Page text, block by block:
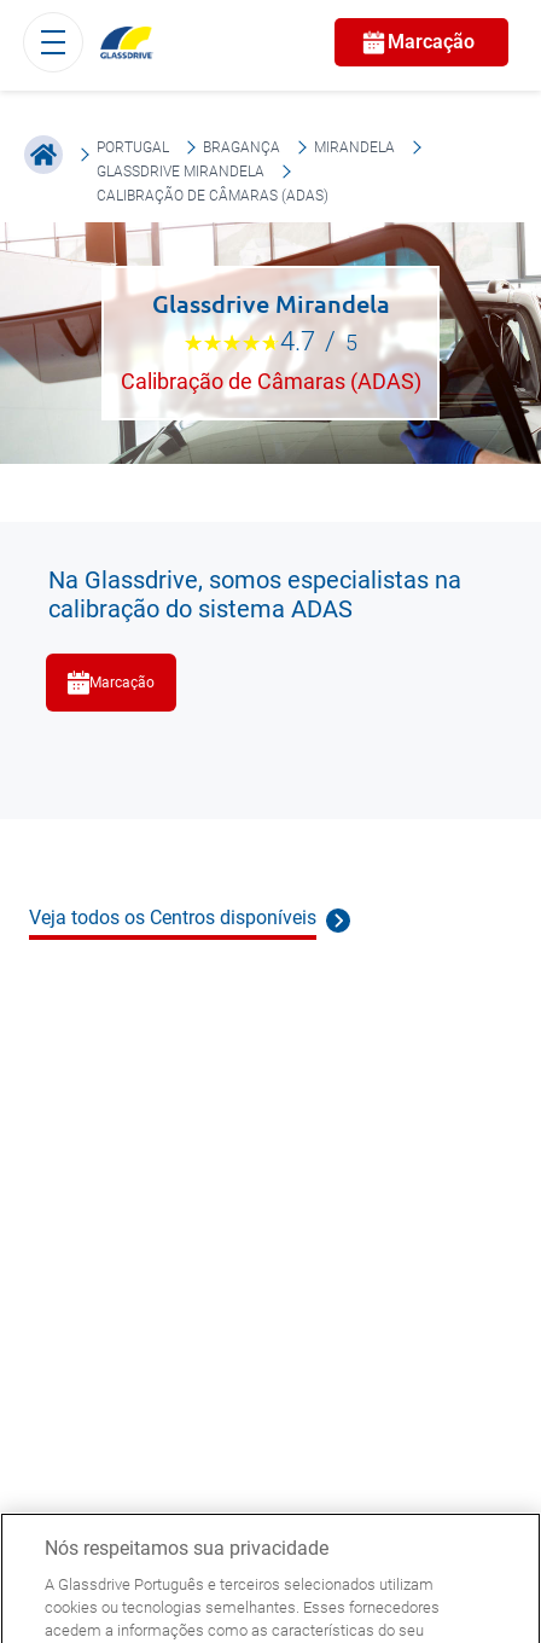
Marcação
PORTUGAL BRAGANÇA
MIRANDELA
GLASSDRIVE MIRANDELA
CALIBRAÇÃO DE CÂMARAS (ADAS)
Glassdrive Mirandela
4.7 / 5
Calibração de Câmaras (ADAS)
Na Glassdrive, somos especialistas na
calibração do sistema ADAS
Marcação
Veja todos os Centros disponíveis
Nós respeitamos sua privacidade
A Glassdrive Português e terceiros selecionados utilizam
cookies ou tecnologias semelhantes. Esses fornecedores
acedem a informações como as características do seu